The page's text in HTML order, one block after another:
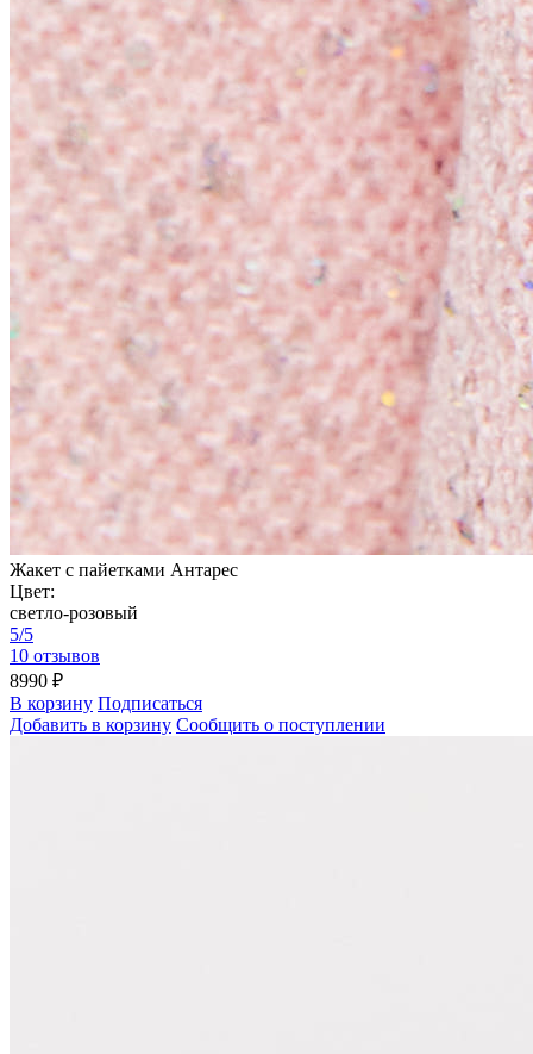
Жакет с пайетками Антарес
Цвет:
светло-розовый
5/5
10 отзывов
8990 ₽
В корзину Подписаться
Добавить в корзину Сообщить о поступлении